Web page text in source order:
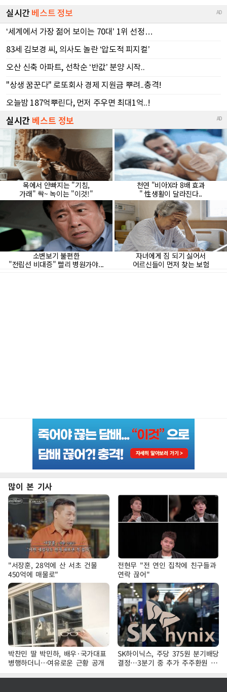
많이 본 기사
"서장훈, 28억에 산 서초 건물
450억에 매물로"
전현무 "전 연인 집착에 친구들과
연락 끊어"
박찬민 딸 박민하, 배우·국가대표
병행하더니…여유로운 근황 공개
SK하이닉스, 주당 375원 분기배당
결정…3분기 중 추가 주주환원 발
표